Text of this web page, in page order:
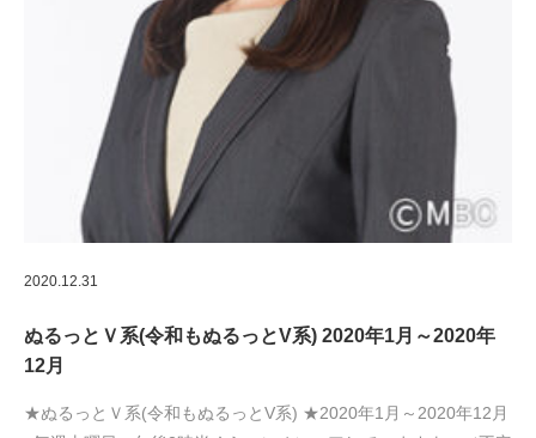
2020.12.31
ぬるっとＶ系(令和もぬるっとV系) 2020年1月～2020年
12月
★ぬるっとＶ系(令和もぬるっとV系) ★2020年1月～2020年12月